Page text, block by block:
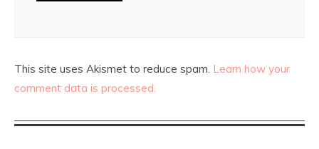
This site uses Akismet to reduce spam. Learn how your
comment data is processed.